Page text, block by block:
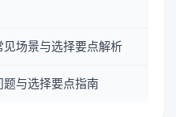
场景与选择要点解析
与选择要点指南